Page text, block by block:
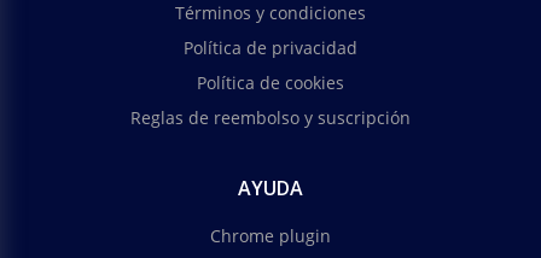
Términos y condiciones
Política de privacidad
Política de cookies
Reglas de reembolso y suscripción
AYUDA
Chrome plugin